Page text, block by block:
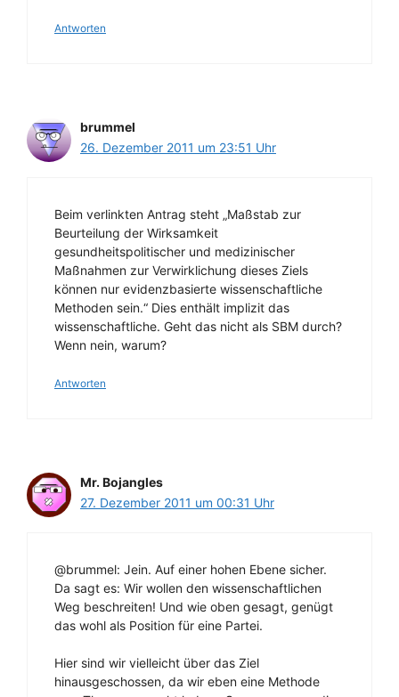
Antworten
brummel
26. Dezember 2011 um 23:51 Uhr
Beim verlinkten Antrag steht „Maßstab zur
Beurteilung der Wirksamkeit
gesundheitspolitischer und medizinischer
Maßnahmen zur Verwirklichung dieses Ziels
können nur evidenzbasierte wissenschaftliche
Methoden sein.“ Dies enthält implizit das
wissenschaftliche. Geht das nicht als SBM durch?
Wenn nein, warum?
Antworten
Mr. Bojangles
27. Dezember 2011 um 00:31 Uhr
@brummel: Jein. Auf einer hohen Ebene sicher.
Da sagt es: Wir wollen den wissenschaftlichen
Weg beschreiten! Und wie oben gesagt, genügt
das wohl als Position für eine Partei.
Hier sind wir vielleicht über das Ziel
hinausgeschossen, da wir eben eine Methode